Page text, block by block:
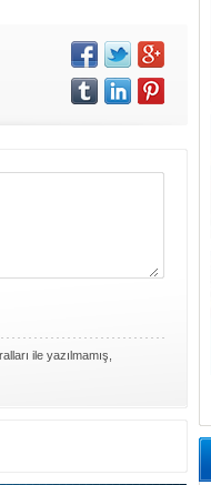
ile yazılmamış,